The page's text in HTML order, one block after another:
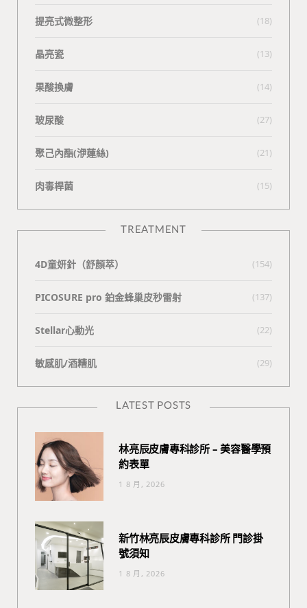
提亮式微整形 (18)
晶亮瓷 (13)
果酸換膚 (14)
玻尿酸 (27)
聚己內酯(洢蓮絲) (21)
肉毒桿菌 (15)
TREATMENT
4D童妍針（舒顏萃） (154)
PICOSURE pro 鉑金蜂巢皮秒雷射 (137)
Stellar心動光 (22)
敏感肌/酒糟肌 (29)
LATEST POSTS
林亮辰皮膚專科診所 – 美容醫學預
約表單
1 8 月, 2026
新竹林亮辰皮膚專科診所 門診掛
號須知
1 8 月, 2026